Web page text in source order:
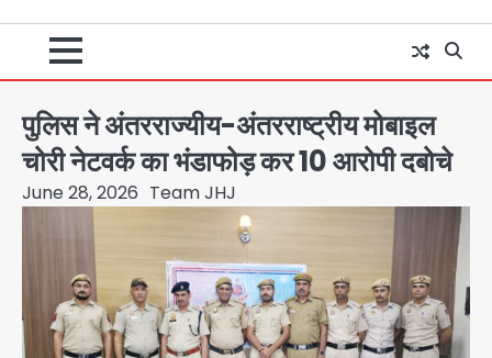
पुलिस ने अंतरराज्यीय-अंतरराष्ट्रीय मोबाइल
चोरी नेटवर्क का भंडाफोड़ कर 10 आरोपी दबोचे
June 28, 2026 Team JHJ